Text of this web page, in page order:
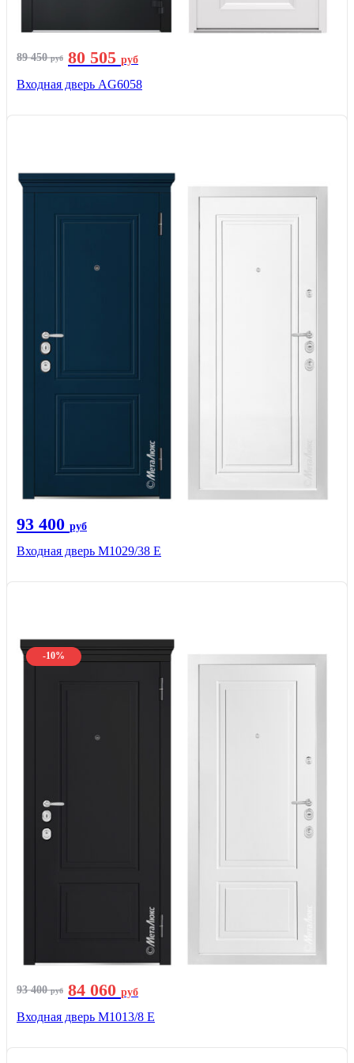
89 450руб 80 505 руб
Входная дверь AG6058
93 400 руб
Входная дверь М1029/38 E
-10%
93 400руб 84 060 руб
Входная дверь М1013/8 E